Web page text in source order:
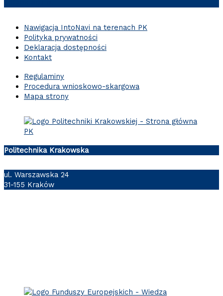
Nawigacja IntoNavi na terenach PK
Polityka prywatności
Deklaracja dostępności
Kontakt
Regulaminy
Procedura wnioskowo-skargowa
Mapa strony
Politechnika Krakowska
ul. Warszawska 24
31-155 Kraków